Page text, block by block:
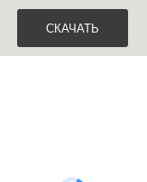
СКАЧАТЬ